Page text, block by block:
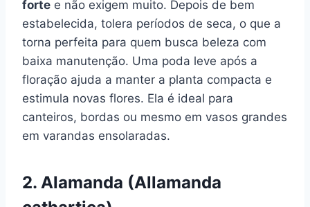
forte e não exigem muito. Depois de bem
estabelecida, tolera períodos de seca, o que a
torna perfeita para quem busca beleza com
baixa manutenção. Uma poda leve após a
floração ajuda a manter a planta compacta e
estimula novas flores. Ela é ideal para
canteiros, bordas ou mesmo em vasos grandes
em varandas ensolaradas.
2. Alamanda (Allamanda